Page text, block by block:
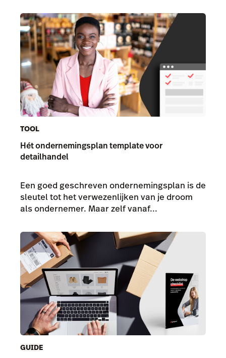
TOOL
Hét ondernemingsplan template voor
detailhandel
Een goed geschreven ondernemingsplan is de
sleutel tot het verwezenlijken van je droom
als ondernemer. Maar zelf vanaf...
GUIDE